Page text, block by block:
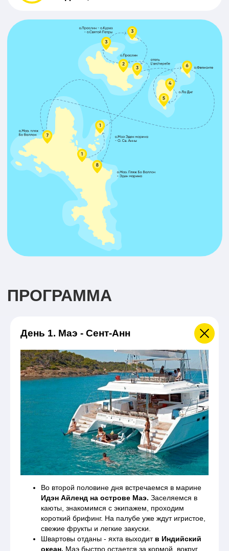
День 1. Маэ - Сент-Анн
Во второй половине дня встречаемся в марине
Идэн Айленд на острове Маэ. Заселяемся в
каюты, знакомимся с экипажем, проходим
короткий брифинг. На палубе уже ждут игристое,
свежие фрукты и легкие закуски.
Швартовы отданы - яхта выходит в Индийский
океан. Маэ быстро остается за кормой, вокруг
Программа тура ориентировочная и зависит от погодных
условий. Последовательность дней и маршрут могут
меняться.